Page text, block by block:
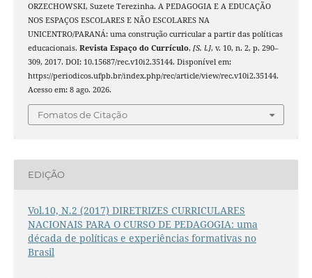
ORZECHOWSKI, Suzete Terezinha. A PEDAGOGIA E A EDUCAÇÃO
NOS ESPAÇOS ESCOLARES E NÃO ESCOLARES NA
UNICENTRO/PARANÁ: uma construção curricular a partir das políticas
educacionais. Revista Espaço do Currículo, [S. l.], v. 10, n. 2, p. 290–
309, 2017. DOI: 10.15687/rec.v10i2.35144. Disponível em:
https://periodicos.ufpb.br/index.php/rec/article/view/rec.v10i2.35144.
Acesso em: 8 ago. 2026.
Fomatos de Citação
EDIÇÃO
Vol.10, N.2 (2017) DIRETRIZES CURRICULARES
NACIONAIS PARA O CURSO DE PEDAGOGIA: uma
década de políticas e experiências formativas no
Brasil